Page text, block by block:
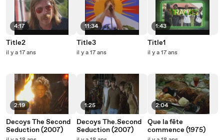
4:17
Title2
il y a 17 ans
2:19
Decoys The Second
Seduction (2007)
11:34
Title3
il y a 17 ans
1:25
Decoys The.Second
Seduction (2007)
1:43
Title1
il y a 17 ans
2:04
Que la fête
commence (1975)